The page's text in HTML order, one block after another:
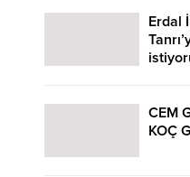
Erdal
CEM
KOÇ